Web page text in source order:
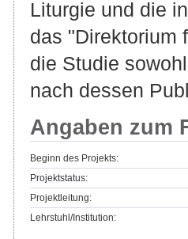
Liturgie und die
das "Direktorium
die Studie
nach dessen
Angaben zum
Beginn des Projekts:
Projektstatus:
Projektleitung:
Lehrstuhl/Institution: